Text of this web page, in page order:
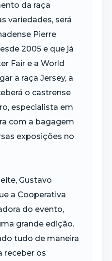
da raça
variedades, será
Pierre
2005 e que já
Fair e a World
a raça Jersey, a
o castrense
especialista em
com a bagagem
exposições no
Gustavo
a Cooperativa
do evento,
grande edição.
tudo de maneira
receber os